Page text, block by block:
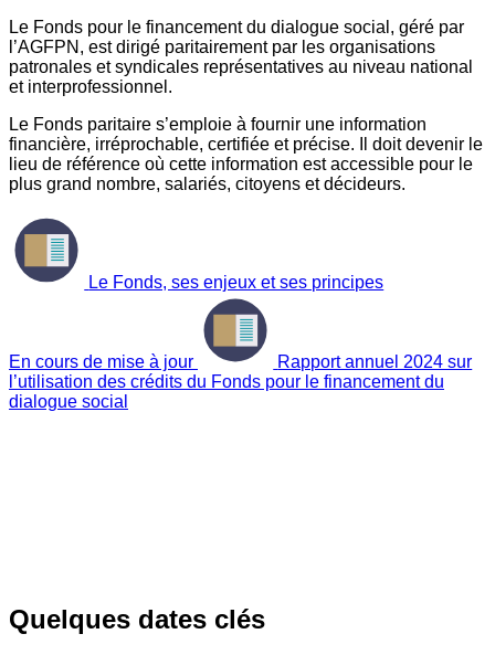
Le Fonds pour le financement du dialogue social, géré par
l’AGFPN, est dirigé paritairement par les organisations
patronales et syndicales représentatives au niveau national
et interprofessionnel.
Le Fonds paritaire s’emploie à fournir une information
financière, irréprochable, certifiée et précise. Il doit devenir le
lieu de référence où cette information est accessible pour le
plus grand nombre, salariés, citoyens et décideurs.
Le Fonds, ses enjeux et ses principes
En cours de mise à jour
Rapport annuel 2024 sur
l’utilisation des crédits du Fonds pour le financement du
dialogue social
Quelques dates clés